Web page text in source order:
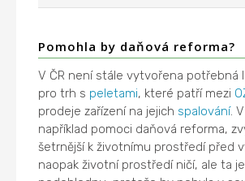
Pomohla by daňová reforma?
V ČR není stále vytvořena potřebná
pro trh s peletami, které patří mezi
prodeje zařízení na jejich spalování.
například pomoci daňová reforma,
šetrnější k životnímu prostředí před
naopak životní prostředí ničí, ale ta